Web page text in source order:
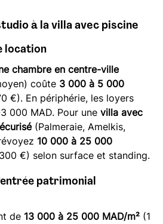
à la villa avec piscine
location
chambre en centre-ville
coûte 3 000 à 5 000
€). En périphérie, les loyers
000 MAD. Pour une villa avec
(Palmeraie, Amelkis,
10 000 à 25 000
€) selon surface et standing.
patrimonial
de 13 000 à 25 000 MAD/m² (1